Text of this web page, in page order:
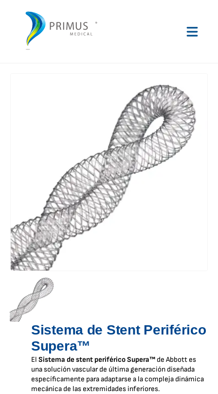
Sistema de Stent Periférico
Supera™
El Sistema de stent periférico Supera™ de Abbott es
una solución vascular de última generación diseñada
específicamente para adaptarse a la compleja dinámica
mecánica de las extremidades inferiores.